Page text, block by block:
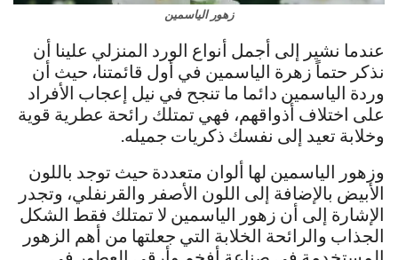
زهور الياسمين
عندما نشير إلى أجمل أنواع الورد المنزلي علينا أن
نذكر حتماً زهرة الياسمين في أول قائمتنا، حيث أن
وردة الياسمين دائما ما تنجح في نيل إعجاب الأفراد
على اختلاف أذواقهم، فهي تمتلك رائحة عطرية قوية
وخلابة تعيد إلى نفسك ذكريات جميله.
وزهور الياسمين لها ألوان متعددة حيث توجد باللون
الأبيض بالإضافة إلى اللون الأصفر والقرنفلي، وتجدر
الإشارة إلى أن زهور الياسمين لا تمتلك فقط الشكل
الجذاب والرائحة الخلابة التي جعلتها من أهم الزهور